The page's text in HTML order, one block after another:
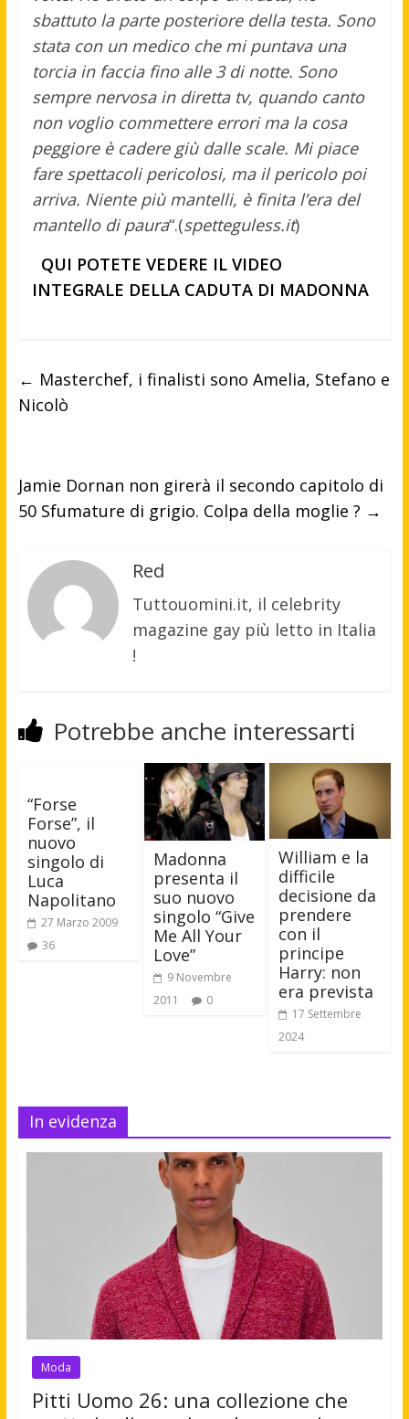
sbattuto la parte posteriore della testa. Sono
stata con un medico che mi puntava una
torcia in faccia fino alle 3 di notte. Sono
sempre nervosa in diretta tv, quando canto
non voglio commettere errori ma la cosa
peggiore è cadere giù dalle scale. Mi piace
fare spettacoli pericolosi, ma il pericolo poi
arriva. Niente più mantelli, è finita l’era del
mantello di paura“.(spetteguless.it)
QUI POTETE VEDERE IL VIDEO
INTEGRALE DELLA CADUTA DI MADONNA
← Masterchef, i finalisti sono Amelia, Stefano e
Nicolò
Jamie Dornan non girerà il secondo capitolo di
50 Sfumature di grigio. Colpa della moglie ? →
Red
Tuttouomini.it, il celebrity
magazine gay più letto in Italia
!
Potrebbe anche interessarti
“Forse
Forse”, il
nuovo
singolo di
Luca
Napolitano
27 Marzo 2009
36
Madonna
presenta il
suo nuovo
singolo “Give
Me All Your
Love”
9 Novembre
2011
0
William e la
difficile
decisione da
prendere
con il
principe
Harry: non
era prevista
17 Settembre
2024
In evidenza
Moda
Pitti Uomo 26: una collezione che